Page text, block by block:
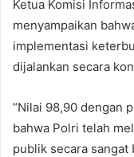
Ketua Komisi
menyampaikan
implementasi
dijalankan secara
“Nilai 98,90 dengan
bahwa Polri telah
publik secara sangat